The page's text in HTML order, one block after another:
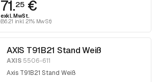
71.25 €
exkl. MwSt.
(86.21 inkl. 21% MwSt)
AXIS T91B21 Stand Weiß
AXIS 5506-611
Axis T91B21 Stand Weiß